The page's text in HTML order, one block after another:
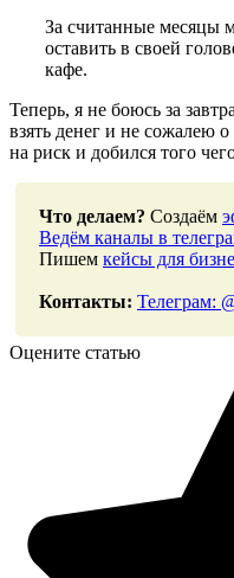
За считанные месяцы
оставить в своей
кафе.
Теперь, я не боюсь за
взять денег и не сожалею
на риск и добился того
Что делаем? Создаём
Ведём каналы в
Пишем кейсы для
Контакты: Телеграм:
Оцените статью